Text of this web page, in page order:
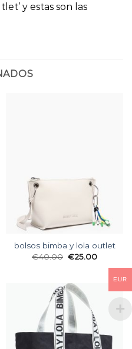
y estas son las
bolsos bimba y lola outlet
€40.00 €25.00
EUR